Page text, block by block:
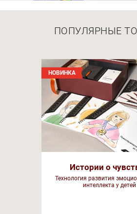
ПОПУЛЯРНЫЕ
НОВИНКА
Истории о
Технология развития
интеллекта у детей